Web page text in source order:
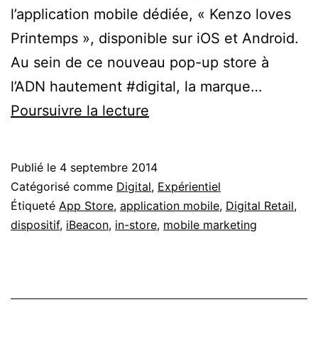
l’application mobile dédiée, « Kenzo loves
Printemps », disponible sur iOS et Android.
Au sein de ce nouveau pop-up store à
l’ADN hautement #digital, la marque…
Poursuivre la lecture
Printemps
avec
des
Publié le 4 septembre 2014
Catégorisé comme Digital, Expérientiel
Étiqueté App Store, application mobile, Digital Retail,
dispositif, iBeacon, in-store, mobile marketing